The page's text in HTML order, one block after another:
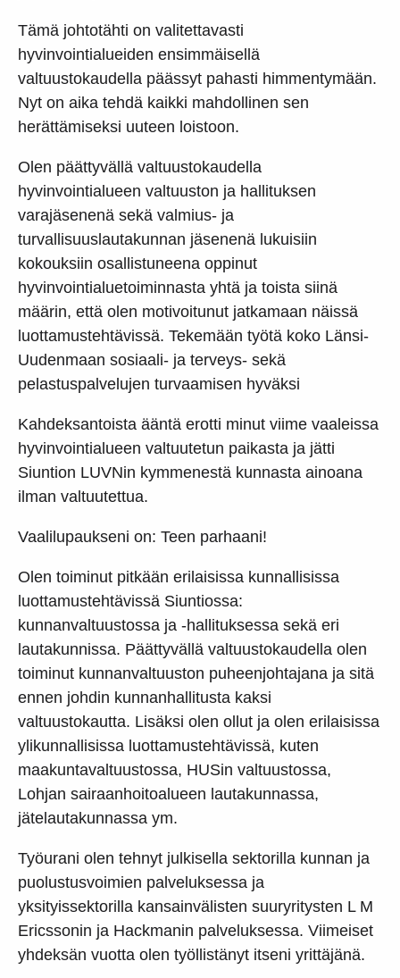
Tämä johtotähti on valitettavasti
hyvinvointialueiden ensimmäisellä
valtuustokaudella päässyt pahasti himmentymään.
Nyt on aika tehdä kaikki mahdollinen sen
herättämiseksi uuteen loistoon.
Olen päättyvällä valtuustokaudella
hyvinvointialueen valtuuston ja hallituksen
varajäsenenä sekä valmius- ja
turvallisuuslautakunnan jäsenenä lukuisiin
kokouksiin osallistuneena oppinut
hyvinvointialuetoiminnasta yhtä ja toista siinä
määrin, että olen motivoitunut jatkamaan näissä
luottamustehtävissä. Tekemään työtä koko Länsi-
Uudenmaan sosiaali- ja terveys- sekä
pelastuspalvelujen turvaamisen hyväksi
Kahdeksantoista ääntä erotti minut viime vaaleissa
hyvinvointialueen valtuutetun paikasta ja jätti
Siuntion LUVNin kymmenestä kunnasta ainoana
ilman valtuutettua.
Vaalilupaukseni on: Teen parhaani!
Olen toiminut pitkään erilaisissa kunnallisissa
luottamustehtävissä Siuntiossa:
kunnanvaltuustossa ja -hallituksessa sekä eri
lautakunnissa. Päättyvällä valtuustokaudella olen
toiminut kunnanvaltuuston puheenjohtajana ja sitä
ennen johdin kunnanhallitusta kaksi
valtuustokautta. Lisäksi olen ollut ja olen erilaisissa
ylikunnallisissa luottamustehtävissä, kuten
maakuntavaltuustossa, HUSin valtuustossa,
Lohjan sairaanhoitoalueen lautakunnassa,
jätelautakunnassa ym.
Työurani olen tehnyt julkisella sektorilla kunnan ja
puolustusvoimien palveluksessa ja
yksityissektorilla kansainvälisten suuryritysten L M
Ericssonin ja Hackmanin palveluksessa. Viimeiset
yhdeksän vuotta olen työllistänyt itseni yrittäjänä.